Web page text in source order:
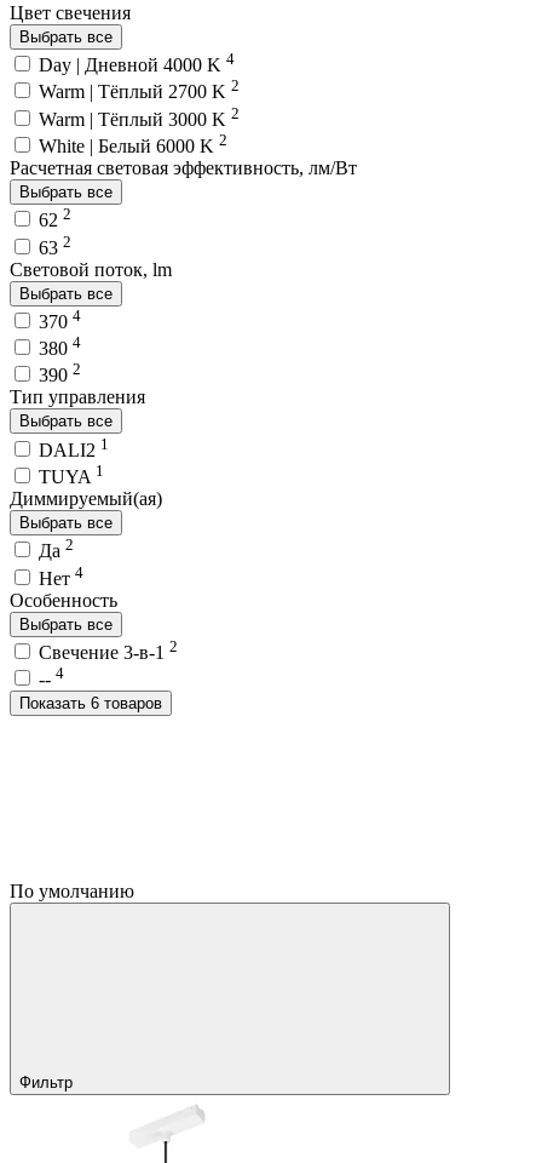
Цвет свечения
Выбрать все
Day | Дневной 4000 K 4
Warm | Тёплый 2700 K 2
Warm | Тёплый 3000 K 2
White | Белый 6000 K 2
Расчетная световая эффективность, лм/Вт
Выбрать все
62 2
63 2
Световой поток, lm
Выбрать все
370 4
380 4
390 2
Тип управления
Выбрать все
DALI2 1
TUYA 1
Диммируемый(ая)
Выбрать все
Да 2
Нет 4
Особенность
Выбрать все
Свечение 3-в-1 2
-- 4
Показать 6 товаров
По умолчанию
Фильтр